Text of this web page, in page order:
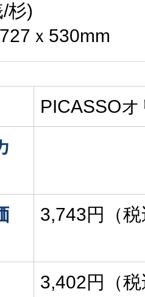
杉)
ｘ530mm
PICASSO
3,743円（
3,402円（